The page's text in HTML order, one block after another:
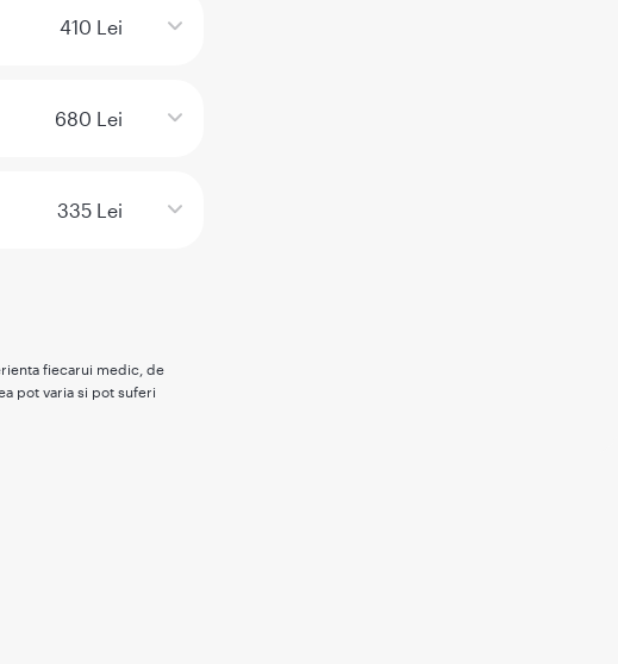
410 Lei
680 Lei
335 Lei
fiecarui medic, de
pot varia si pot suferi